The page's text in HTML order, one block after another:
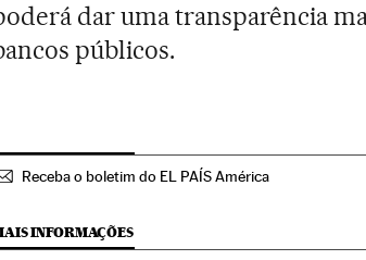
dar uma transparência
públicos.
Receba o boletim do EL PAÍS América
INFORMAÇÕES